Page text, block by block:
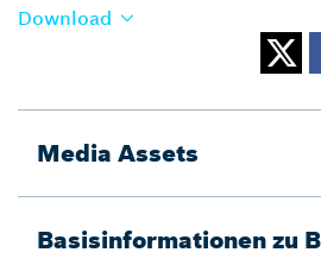
Download
Media Assets
Basisinformationen zu